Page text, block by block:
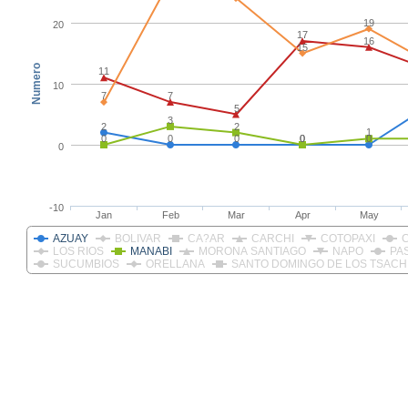
Numero
2
0
0 0 0
11
7
5
17
16
0
3
2
0
1
7
15
19
AZUAY BOLIVAR CA?AR CARCHI COTOPAXI
LOS RIOS
MANABI MORONA SANTIAGO NAPO
SUCUMBIOS
ORELLANA SANTO DOMINGO DE LOS
Jan Feb Mar Apr May
0
10
20
-10